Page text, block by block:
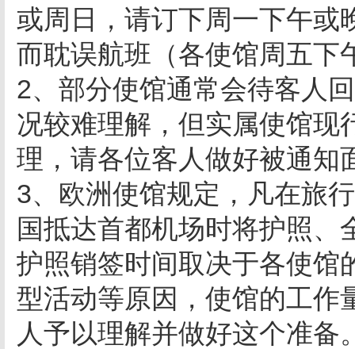
或周日，请订下周一下午或
而耽误航班（各使馆周五下
2、部分使馆通常会待客人
况较难理解，但实属使馆现
理，请各位客人做好被通知
3、欧洲使馆规定，凡在旅
国抵达首都机场时将护照
护照销签时间取决于各使馆
型活动等原因，使馆的工作
人予以理解并做好这个准